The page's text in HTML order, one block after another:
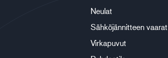
Neulat
Sähköjännitteen vaarat
Virkapuvut